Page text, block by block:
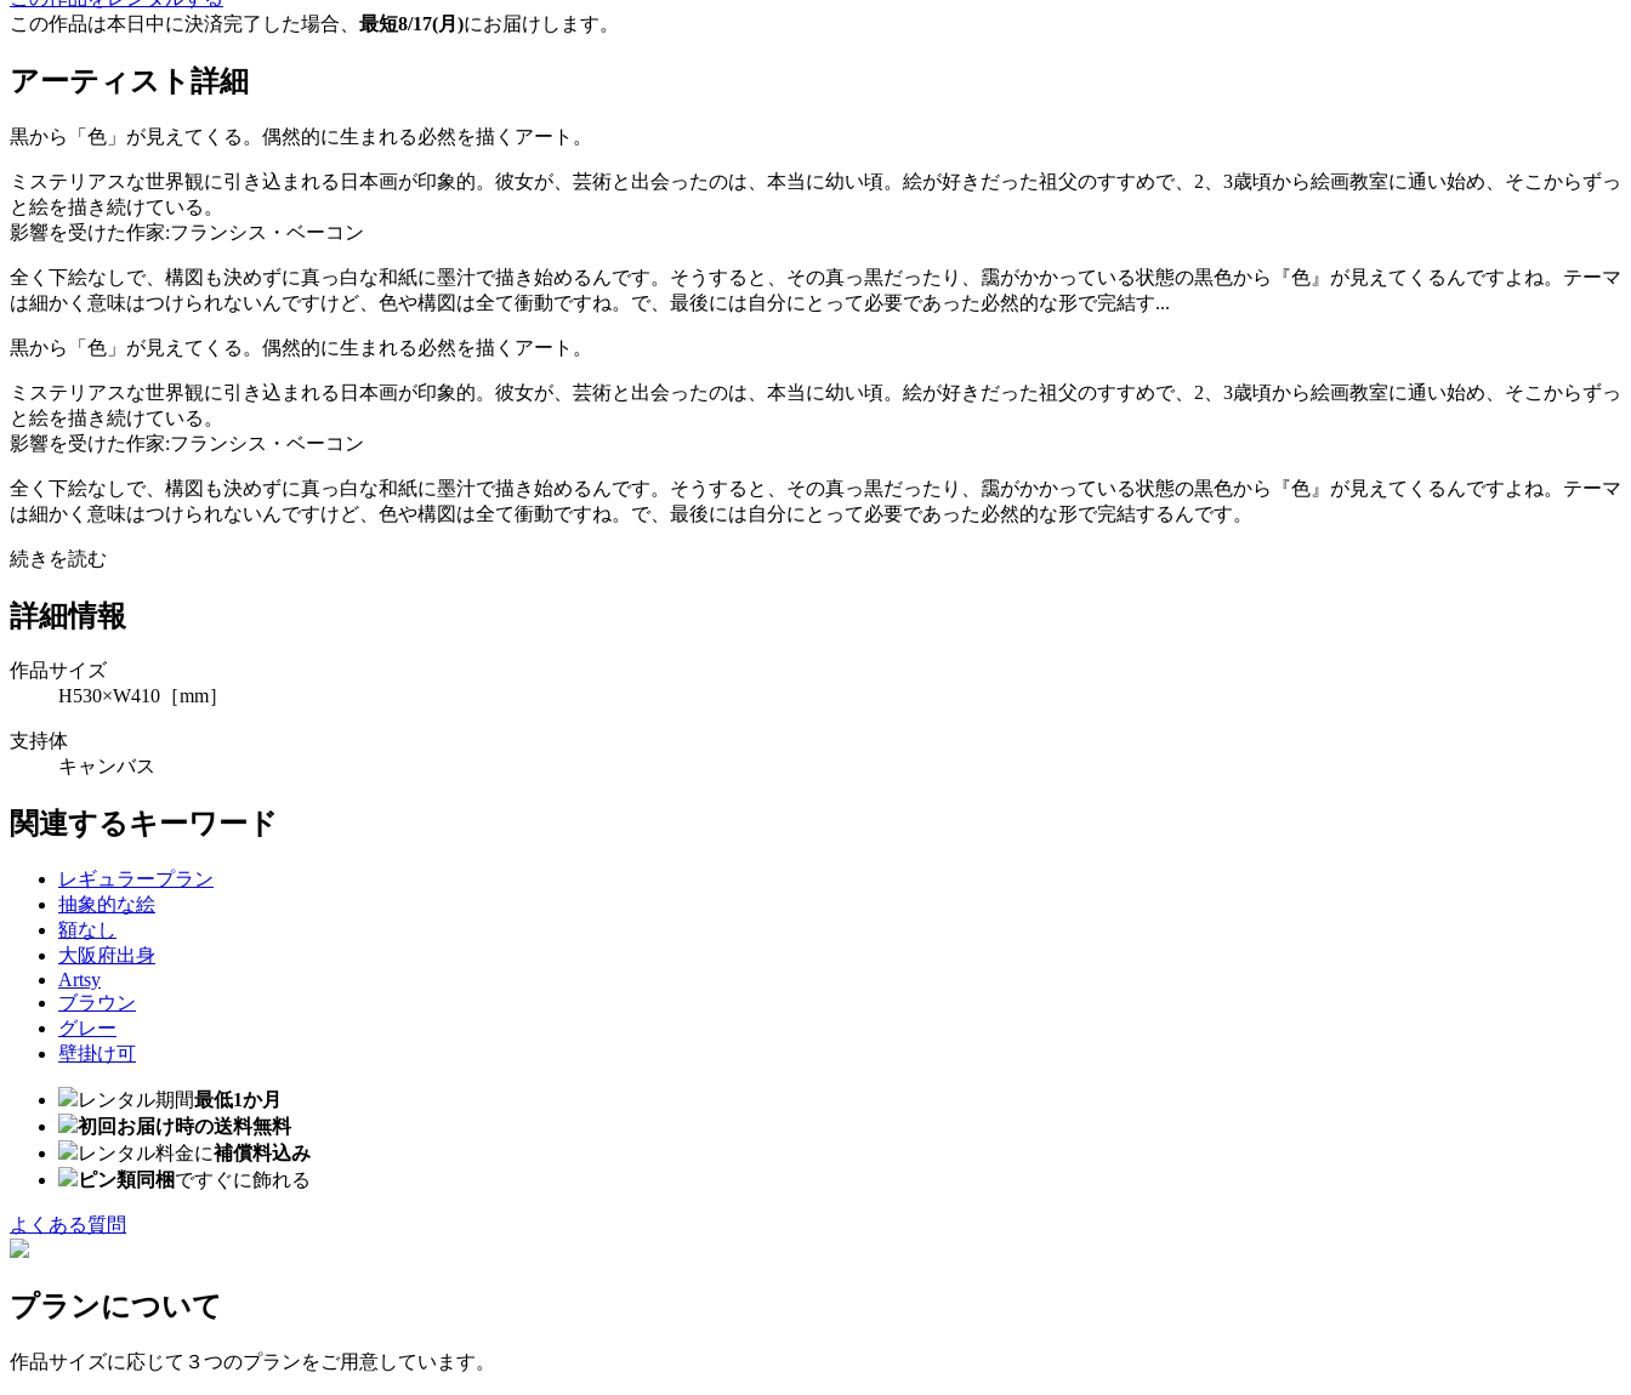
この作品は本日中に決済完了した場合、 最短8/17(月)にお届けします。
アーティスト詳細
黒から「色」が見えてくる。偶然的に生まれる必然を描くアート。
ミステリアスな世界観に引き込まれる日本画が印象的。彼女が、芸術と出会ったのは、本当に幼い頃。絵が好きだった祖父のすすめで、2、3歳頃から絵画教室に通い始め、そこからずっ
と絵を描き続けている。
影響を受けた作家:フランシス・ベーコン
全く下絵なしで、構図も決めずに真っ白な和紙に墨汁で描き始めるんです。そうすると、その真っ黒だったり、靄がかかっている状態の黒色から『色』が見えてくるんですよね。テーマ
は細かく意味はつけられないんですけど、色や構図は全て衝動ですね。で、最後には自分にとって必要であった必然的な形で完結す...
黒から「色」が見えてくる。偶然的に生まれる必然を描くアート。
ミステリアスな世界観に引き込まれる日本画が印象的。彼女が、芸術と出会ったのは、本当に幼い頃。絵が好きだった祖父のすすめで、2、3歳頃から絵画教室に通い始め、そこからずっ
と絵を描き続けている。
影響を受けた作家:フランシス・ベーコン
全く下絵なしで、構図も決めずに真っ白な和紙に墨汁で描き始めるんです。そうすると、その真っ黒だったり、靄がかかっている状態の黒色から『色』が見えてくるんですよね。テーマ
は細かく意味はつけられないんですけど、色や構図は全て衝動ですね。で、最後には自分にとって必要であった必然的な形で完結するんです。
続きを読む
詳細情報
作品サイズ
H530×W410［mm］
支持体
キャンバス
関連するキーワード
レギュラープラン
抽象的な絵
額なし
大阪府出身
Artsy
ブラウン
グレー
壁掛け可
レンタル期間最低1か月
初回お届け時の送料無料
レンタル料金に補償料込み
ピン類同梱ですぐに飾れる
よくある質問
プランについて
作品サイズに応じて３つのプランをご用意しています。